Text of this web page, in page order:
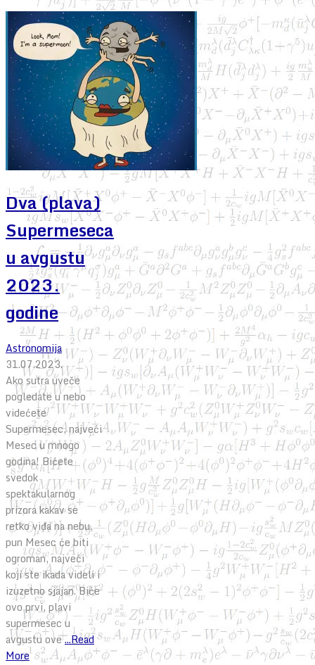
Dva (plava)
Supermeseca
u avgustu
2023.
godine
Astronomija
31.07.2023.
Ako sutra uveče
pogledate u nebo
videćete
Supermesec, najveći
Mesec u mnogo
godina! Bićete
svedok
spektakularnog
prizora kakav se
retko viđa na nebu,
pun Mesec će biti
ogroman, najveći
koji ste ikada videli i
izuzetno sjajan. Biće
ovo prvi, plavi
supermesec u
avgustu ove...Read
More